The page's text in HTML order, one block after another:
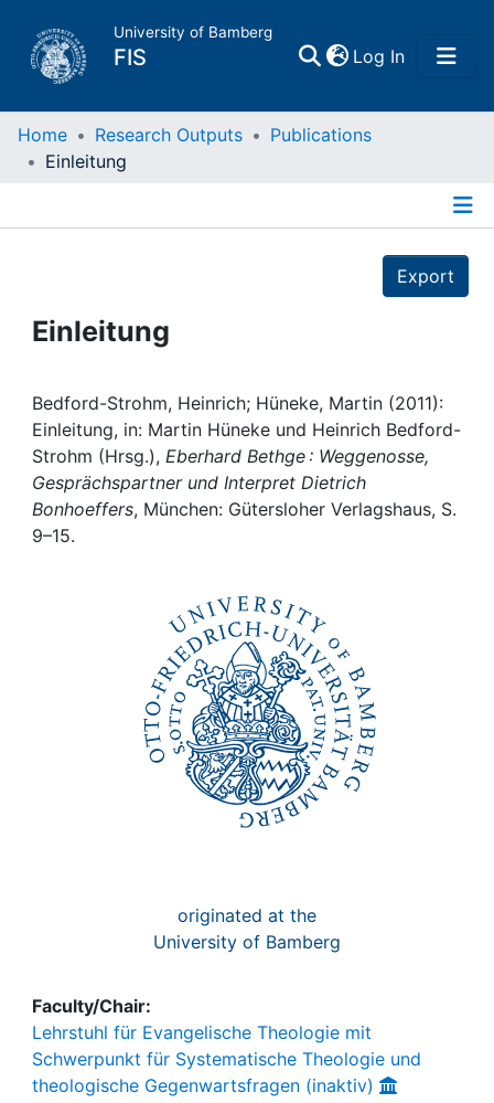
University of Bamberg
FIS Log In(current)
Home
Projects
Institutions
Awards
Home Research Outputs
Publications
Einleitung
Export
Einleitung
Bedford-Strohm, Heinrich; Hüneke, Martin (2011):
Einleitung, in: Martin Hüneke und Heinrich Bedford-
Strohm (Hrsg.), Eberhard Bethge : Weggenosse,
Gesprächspartner und Interpret Dietrich
Bonhoeffers, München: Gütersloher Verlagshaus, S.
9–15.
originated at the
University of Bamberg
Faculty/Chair:
Lehrstuhl für Evangelische Theologie mit
Schwerpunkt für Systematische Theologie und
theologische Gegenwartsfragen (inaktiv)